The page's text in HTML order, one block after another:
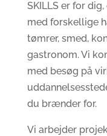
SKILLS er for
med forskellige
tømrer, smed,
gastronom. Vi
med besøg på
du brænder for.
Vi arbejder